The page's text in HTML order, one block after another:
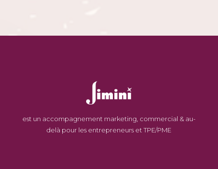
est un accompagnement marketing, commercial & au-
delà pour les entrepreneurs et TPE/PME